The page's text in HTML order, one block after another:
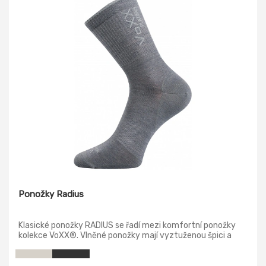
Ponožky Radius
Klasické ponožky RADIUS se řadí mezi komfortní ponožky
kolekce VoXX®. Vlněné ponožky mají vyztuženou špici a